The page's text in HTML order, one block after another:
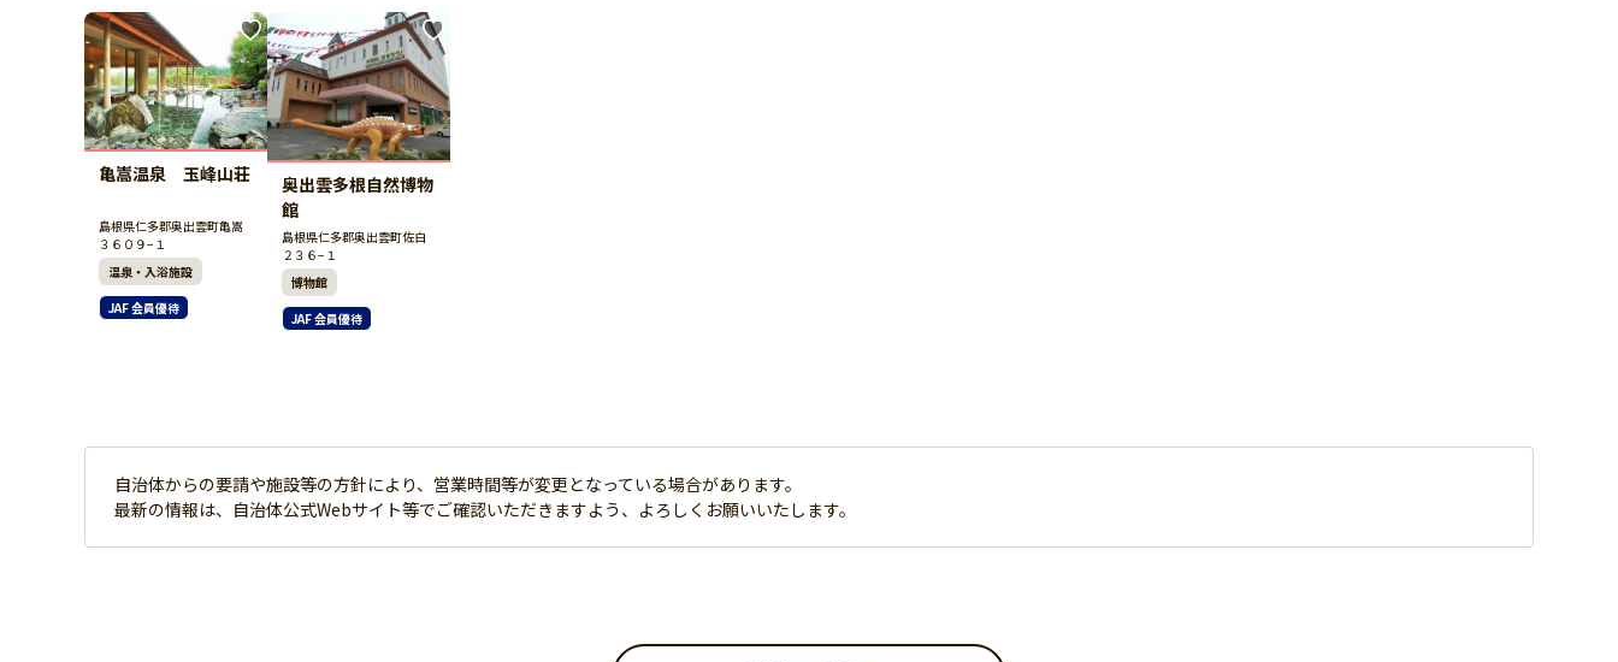
亀嵩温泉 玉峰山荘
島根県仁多郡奥出雲町亀嵩
３６０９−１
温泉・入浴施設
JAF 会員優待
奥出雲多根自然博物
館
島根県仁多郡奥出雲町佐白
２３６−１
博物館
JAF 会員優待
自治体からの要請や施設等の方針により、営業時間等が変更となっている場合があります。
最新の情報は、自治体公式Webサイト等でご確認いただきますよう、よろしくお願いいたします。